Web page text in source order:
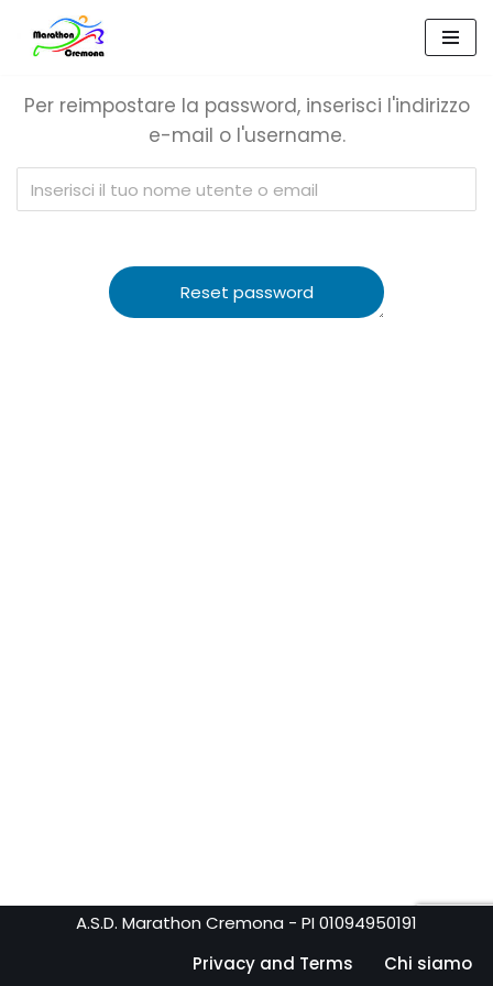
Vai
contenuto
Per reimpostare la password, inserisci l'indirizzo
e-mail o l'username.
A.S.D. Marathon Cremona - PI 01094950191
Privacy and Terms
Chi siamo